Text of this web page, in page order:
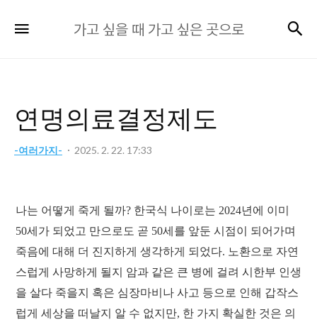
고
가
고
으
로
가고 싶을 때 가고 싶은 곳으로
연명의료결정제도
-여러가지- 2025. 2. 22. 17:33
나는 어떻게 죽게 될까? 한국식 나이로는 2024년에 이미
50세가 되었고 만으로도 곧 50세를 앞둔 시점이 되어가며
죽음에 대해 더 진지하게 생각하게 되었다. 노환으로 자연
스럽게 사망하게 될지 암과 같은 큰 병에 걸려 시한부 인생
을 살다 죽을지 혹은 심장마비나 사고 등으로 인해 갑작스
럽게 세상을 떠날지 알 수 없지만, 한 가지 확실한 것은 의